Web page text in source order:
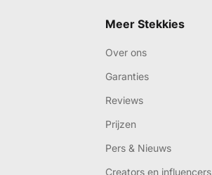
Meer Stekkies
Over ons
Garanties
Reviews
Prijzen
Pers & Nieuws
Creators en influencers